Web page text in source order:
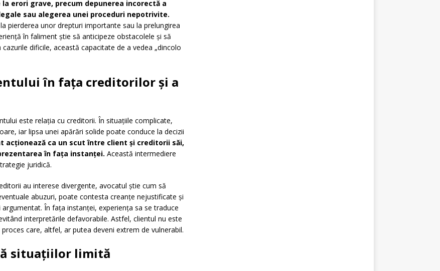
erori grave, precum depunerea incorectă a
sau alegerea unei proceduri nepotrivite.
pierderea unor drepturi importante sau la prelungirea
în faliment știe să anticipeze obstacolele și să
dificile, această capacitate de a vedea „dincolo
în fața creditorilor și a
este relația cu creditorii. În situațiile complicate,
iar lipsa unei apărări solide poate conduce la decizii
acționează ca un scut între client și creditorii săi,
în fața instanței. Această intermediere
juridică.
au interese divergente, avocatul știe cum să
abuzuri, poate contesta creanțe nejustificate și
În fața instanței, experiența sa se traduce
interpretările defavorabile. Astfel, clientul nu este
care, altfel, ar putea deveni extrem de vulnerabil.
situațiilor limită